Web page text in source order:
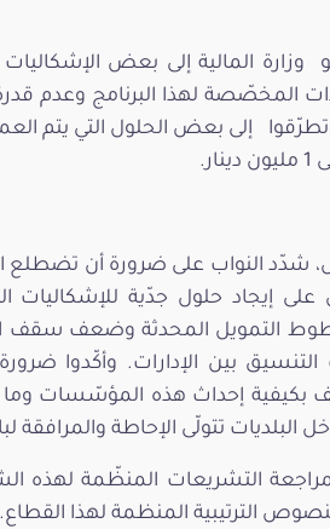
وزارة المالية إلى بعض
المخصّصة لهذا البرنامج وعدم
إلى بعض الحلول التي يتم
شدّد النواب على ضرورة أن تضطلع
على إيجاد حلول جدّية للإشكاليات
التمويل المحدثة وضعف سقف
التنسيق بين الإدارات. وأكّدوا
بكيفية إحداث هذه المؤسّسات وما
البلديات تتولّى الإحاطة والمرافقة
التشريعات المنظّمة لهذه
الترتيبية المنظمة لهذا القطاع.